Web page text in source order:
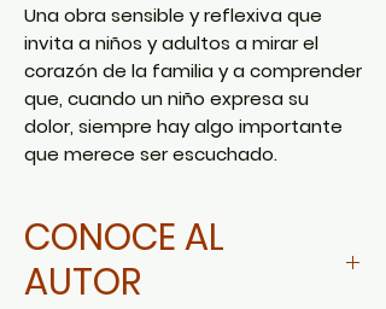
Una obra sensible y reflexiva que
invita a niños y adultos a mirar el
corazón de la familia y a comprender
que, cuando un niño expresa su
dolor, siempre hay algo importante
que merece ser escuchado.
CONOCE AL
AUTOR